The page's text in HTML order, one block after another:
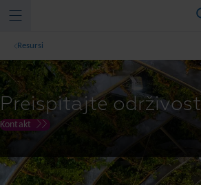
Resursi
Preispitajte održivost
Kontakt